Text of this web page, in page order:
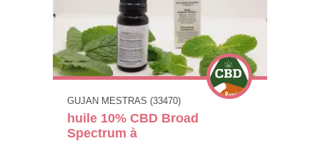
GUJAN MESTRAS (33470)
huile 10% CBD Broad
Spectrum à